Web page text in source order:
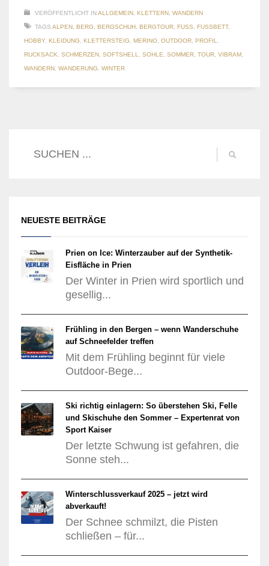
VERÖFFENTLICHT INALLGEMEIN KLETTERN WANDERN
TAGS ALPEN BERG BERGSCHUH BERGTOUR FUSS FUSSBETT ,
HOBBY, KLEIDUNG KLETTERSTEIG MERINO OUTDOOR PROFIL
RUCKSACK SCHMERZEN SOFTSHELL SOHLE SOMMER TOUR VIBRAM
WANDERN WANDERUNG WINTER
NEUESTE BEITRÄGE
Prien on Ice: Winterzauber auf der Synthetik-
Eisfläche in Prien
Der Winter in Prien wird sportlich und
gesellig...
Frühling in den Bergen – wenn Wanderschuhe
auf Schneefelder treffen
Mit dem Frühling beginnt für viele
Outdoor-Bege...
Ski richtig einlagern: So überstehen Ski, Felle
und Skischuhe den Sommer – Expertenrat von
Sport Kaiser
Der letzte Schwung ist gefahren, die
Sonne steh...
Winterschlussverkauf 2025 – jetzt wird
abverkauft!
Der Schnee schmilzt, die Pisten
schließen – für...